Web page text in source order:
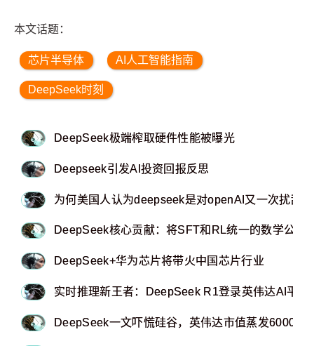
本文话题：
芯片半导体 AI人工智能指南
DeepSeek时刻
DeepSeek极端榨取硬件性能被曝光
Deepseek引发AI投资回报反思
为何美国人认为deepseek是对openAI又一次扰乱？
DeepSeek核心贡献：将SFT和RL统一的数学公式
DeepSeek+华为芯片将带火中国芯片行业
实时推理新王者：DeepSeek R1登录英伟达AI平台
DeepSeek一文吓慌硅谷，英伟达市值蒸发6000亿